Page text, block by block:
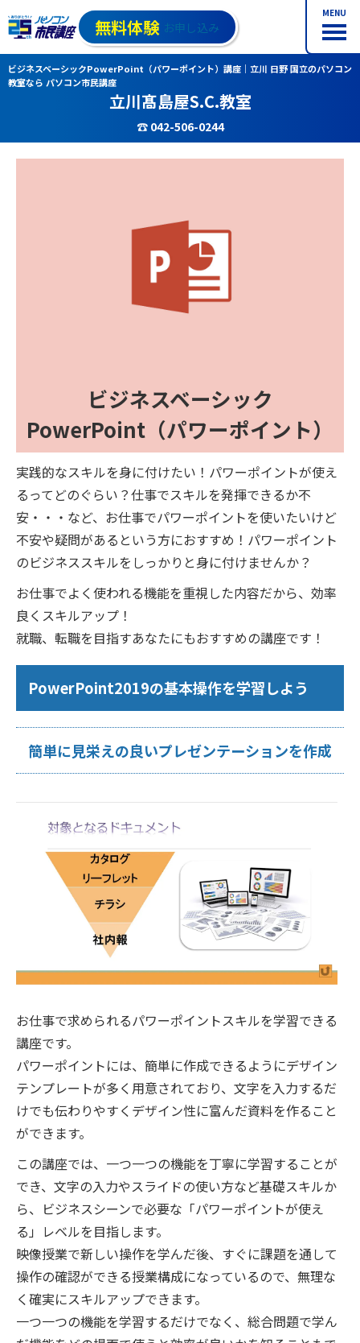
MENU
無料体験 お申し込み
ビジネスベーシックPowerPoint（パワーポイント）講座｜立川 日野 国立のパソコン
教室なら パソコン市民講座
立川髙島屋S.C.教室
☎ 042-506-0244
ビジネスベーシック
PowerPoint（パワーポイント）
実践的なスキルを身に付けたい！パワーポイントが使え
るってどのぐらい？仕事でスキルを発揮できるか不
安・・・など、お仕事でパワーポイントを使いたいけど
不安や疑問があるという方におすすめ！パワーポイント
のビジネススキルをしっかりと身に付けませんか？
お仕事でよく使われる機能を重視した内容だから、効率
良くスキルアップ！
就職、転職を目指すあなたにもおすすめの講座です！
PowerPoint2019の基本操作を学習しよう
簡単に見栄えの良いプレゼンテーションを作成
お仕事で求められるパワーポイントスキルを学習できる
講座です。
パワーポイントには、簡単に作成できるようにデザイン
テンプレートが多く用意されており、文字を入力するだ
けでも伝わりやすくデザイン性に富んだ資料を作ること
ができます。
この講座では、一つ一つの機能を丁寧に学習することが
でき、文字の入力やスライドの使い方など基礎スキルか
ら、ビジネスシーンで必要な「パワーポイントが使え
る」レベルを目指します。
映像授業で新しい操作を学んだ後、すぐに課題を通して
操作の確認ができる授業構成になっているので、無理な
く確実にスキルアップできます。
一つ一つの機能を学習するだけでなく、総合問題で学ん